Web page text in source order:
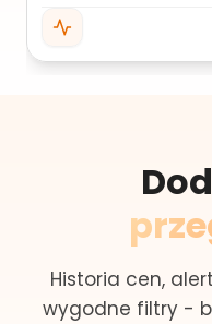
Historia cen,
wygodne filtry -